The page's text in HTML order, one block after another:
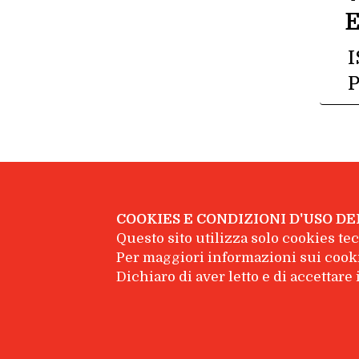
© Feltrinelli Scuola - Giangiacomo
Dati societari|Privacy policy|
COOKIES E CONDIZIONI D'USO
Questo sito utilizza solo cookies
Per maggiori informazioni sui
Dichiaro di aver letto e di